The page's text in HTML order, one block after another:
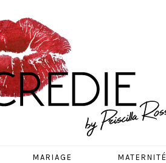
MARIAGE MATERNITÉ